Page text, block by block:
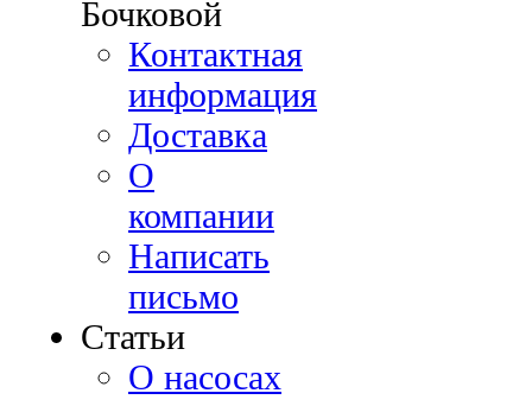
Бочковой
Контактная
информация
Доставка
О
компании
Написать
письмо
Cтатьи
О насосах